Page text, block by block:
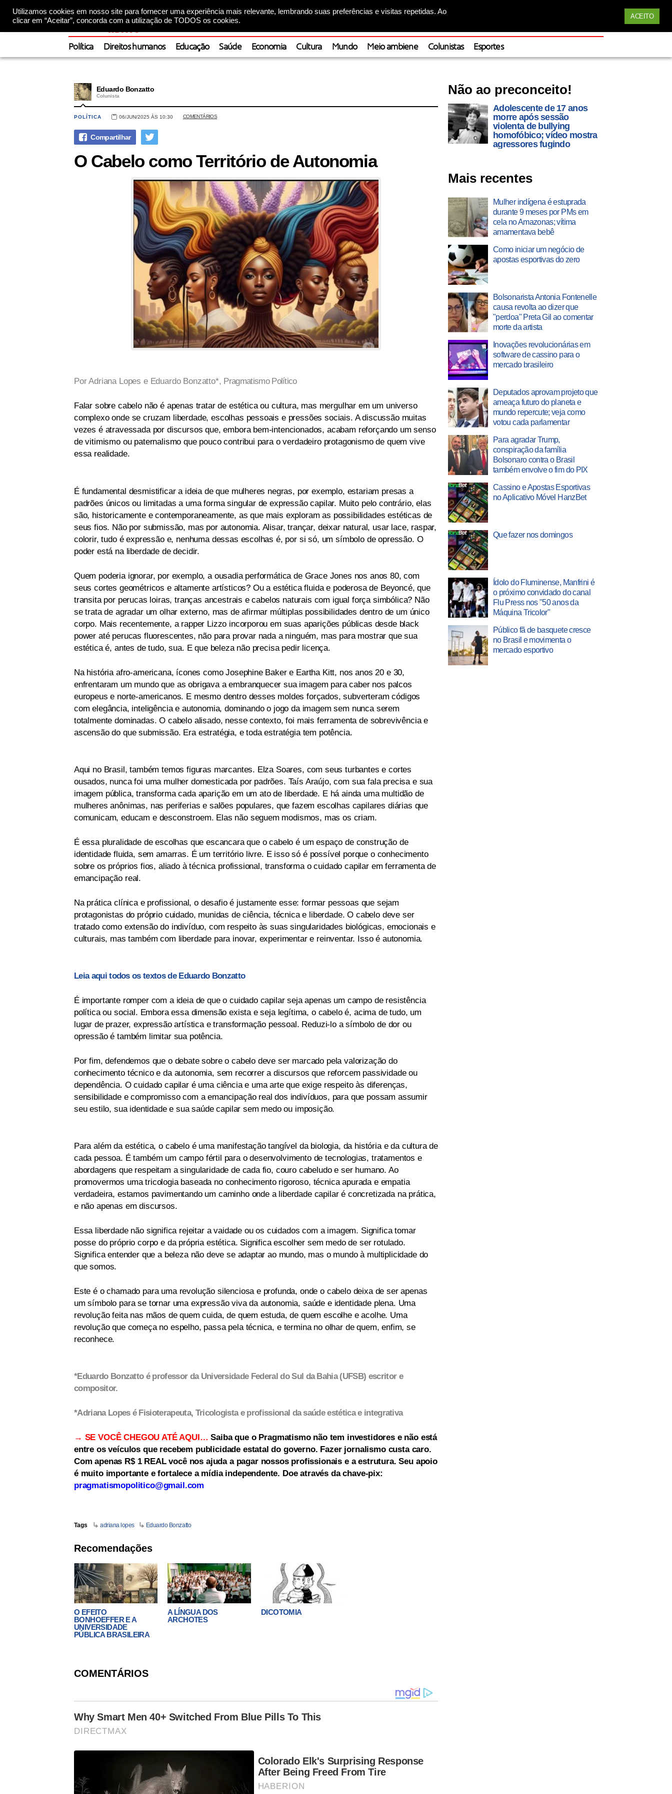
Utilizamos cookies em nosso site para fornecer uma experiência mais relevante, lembrando suas preferências e visitas repetidas. Ao
clicar em “Aceitar”, concorda com a utilização de TODOS os cookies.
ACEITO
Política Direitos humanos Educação Saúde Economia Cultura Mundo Meio ambiene Colunistas Esportes
Eduardo Bonzatto
Colunista
POLÍTICA 06/JUN/2025 ÀS 10:30 COMENTÁRIOS
O Cabelo como Território de Autonomia
Por Adriana Lopes e Eduardo Bonzatto*, Pragmatismo Político
Falar sobre cabelo não é apenas tratar de estética ou cultura, mas mergulhar em um universo
complexo onde se cruzam liberdade, escolhas pessoais e pressões sociais. A discussão muitas
vezes é atravessada por discursos que, embora bem-intencionados, acabam reforçando um senso
de vitimismo ou paternalismo que pouco contribui para o verdadeiro protagonismo de quem vive
essa realidade.
É fundamental desmistificar a ideia de que mulheres negras, por exemplo, estariam presas a
padrões únicos ou limitadas a uma forma singular de expressão capilar. Muito pelo contrário, elas
são, historicamente e contemporaneamente, as que mais exploram as possibilidades estéticas de
seus fios. Não por submissão, mas por autonomia. Alisar, trançar, deixar natural, usar lace, raspar,
colorir, tudo é expressão e, nenhuma dessas escolhas é, por si só, um símbolo de opressão. O
poder está na liberdade de decidir.
Quem poderia ignorar, por exemplo, a ousadia performática de Grace Jones nos anos 80, com
seus cortes geométricos e altamente artísticos? Ou a estética fluida e poderosa de Beyoncé, que
transita por perucas loiras, tranças ancestrais e cabelos naturais com igual força simbólica? Não
se trata de agradar um olhar externo, mas de afirmar múltiplas possibilidades dentro de um único
corpo. Mais recentemente, a rapper Lizzo incorporou em suas aparições públicas desde black
power até perucas fluorescentes, não para provar nada a ninguém, mas para mostrar que sua
estética é, antes de tudo, sua. E que beleza não precisa pedir licença.
Na história afro-americana, ícones como Josephine Baker e Eartha Kitt, nos anos 20 e 30,
enfrentaram um mundo que as obrigava a embranquecer sua imagem para caber nos palcos
europeus e norte-americanos. E mesmo dentro desses moldes forçados, subverteram códigos
com elegância, inteligência e autonomia, dominando o jogo da imagem sem nunca serem
totalmente dominadas. O cabelo alisado, nesse contexto, foi mais ferramenta de sobrevivência e
ascensão do que submissão. Era estratégia, e toda estratégia tem potência.
Aqui no Brasil, também temos figuras marcantes. Elza Soares, com seus turbantes e cortes
ousados, nunca foi uma mulher domesticada por padrões. Taís Araújo, com sua fala precisa e sua
imagem pública, transforma cada aparição em um ato de liberdade. E há ainda uma multidão de
mulheres anônimas, nas periferias e salões populares, que fazem escolhas capilares diárias que
comunicam, educam e desconstroem. Elas não seguem modismos, mas os criam.
É essa pluralidade de escolhas que escancara que o cabelo é um espaço de construção de
identidade fluida, sem amarras. É um território livre. E isso só é possível porque o conhecimento
sobre os próprios fios, aliado à técnica profissional, transforma o cuidado capilar em ferramenta de
emancipação real.
Na prática clínica e profissional, o desafio é justamente esse: formar pessoas que sejam
protagonistas do próprio cuidado, munidas de ciência, técnica e liberdade. O cabelo deve ser
tratado como extensão do indivíduo, com respeito às suas singularidades biológicas, emocionais e
culturais, mas também com liberdade para inovar, experimentar e reinventar. Isso é autonomia.
Leia aqui todos os textos de Eduardo Bonzatto
É importante romper com a ideia de que o cuidado capilar seja apenas um campo de resistência
política ou social. Embora essa dimensão exista e seja legítima, o cabelo é, acima de tudo, um
lugar de prazer, expressão artística e transformação pessoal. Reduzi-lo a símbolo de dor ou
opressão é também limitar sua potência.
Por fim, defendemos que o debate sobre o cabelo deve ser marcado pela valorização do
conhecimento técnico e da autonomia, sem recorrer a discursos que reforcem passividade ou
dependência. O cuidado capilar é uma ciência e uma arte que exige respeito às diferenças,
sensibilidade e compromisso com a emancipação real dos indivíduos, para que possam assumir
seu estilo, sua identidade e sua saúde capilar sem medo ou imposição.
Para além da estética, o cabelo é uma manifestação tangível da biologia, da história e da cultura de
cada pessoa. É também um campo fértil para o desenvolvimento de tecnologias, tratamentos e
abordagens que respeitam a singularidade de cada fio, couro cabeludo e ser humano. Ao
promovermos uma tricologia baseada no conhecimento rigoroso, técnica apurada e empatia
verdadeira, estamos pavimentando um caminho onde a liberdade capilar é concretizada na prática,
e não apenas em discursos.
Essa liberdade não significa rejeitar a vaidade ou os cuidados com a imagem. Significa tomar
posse do próprio corpo e da própria estética. Significa escolher sem medo de ser rotulado.
Significa entender que a beleza não deve se adaptar ao mundo, mas o mundo à multiplicidade do
que somos.
Este é o chamado para uma revolução silenciosa e profunda, onde o cabelo deixa de ser apenas
um símbolo para se tornar uma expressão viva da autonomia, saúde e identidade plena. Uma
revolução feita nas mãos de quem cuida, de quem estuda, de quem escolhe e acolhe. Uma
revolução que começa no espelho, passa pela técnica, e termina no olhar de quem, enfim, se
reconhece.
*Eduardo Bonzatto é professor da Universidade Federal do Sul da Bahia (UFSB) escritor e
compositor.
*Adriana Lopes é Fisioterapeuta, Tricologista e profissional da saúde estética e integrativa
→ SE VOCÊ CHEGOU ATÉ AQUI… Saiba que o Pragmatismo não tem investidores e não está
entre os veículos que recebem publicidade estatal do governo. Fazer jornalismo custa caro.
Com apenas R$ 1 REAL você nos ajuda a pagar nossos profissionais e a estrutura. Seu apoio
é muito importante e fortalece a mídia independente. Doe através da chave-pix:
pragmatismopolitico@gmail.com
Tags adriana lopes Eduardo Bonzatto
Recomendações
O EFEITO
BONHOEFFER E A
UNIVERSIDADE
PÚBLICA BRASILEIRA
A LÍNGUA DOS
ARCHOTES
DICOTOMIA
COMENTÁRIOS
Não ao preconceito!
Adolescente de 17 anos
morre após sessão
violenta de bullying
homofóbico; vídeo mostra
agressores fugindo
Mais recentes
Mulher indígena é estuprada
durante 9 meses por PMs em
cela no Amazonas; vítima
amamentava bebê
Como iniciar um negócio de
apostas esportivas do zero
Bolsonarista Antonia Fontenelle
causa revolta ao dizer que
"perdoa" Preta Gil ao comentar
morte da artista
Inovações revolucionárias em
software de cassino para o
mercado brasileiro
Deputados aprovam projeto que
ameaça futuro do planeta e
mundo repercute; veja como
votou cada parlamentar
Para agradar Trump,
conspiração da família
Bolsonaro contra o Brasil
também envolve o fim do PIX
Cassino e Apostas Esportivas
no Aplicativo Móvel HanzBet
Que fazer nos domingos
Ídolo do Fluminense, Manfrini é
o próximo convidado do canal
Flu Press nos "50 anos da
Máquina Tricolor"
Público fã de basquete cresce
no Brasil e movimenta o
mercado esportivo